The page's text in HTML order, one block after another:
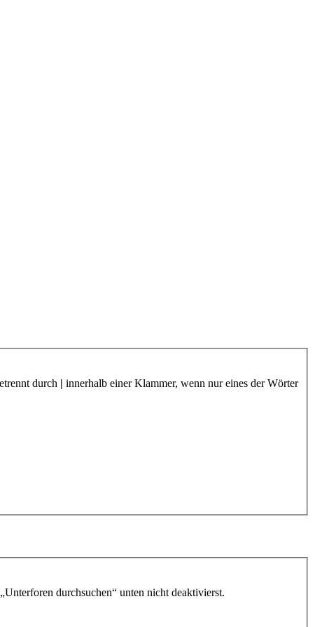
durch | innerhalb einer Klammer, wenn nur eines der Wörter
durchsuchen“ unten nicht deaktivierst.